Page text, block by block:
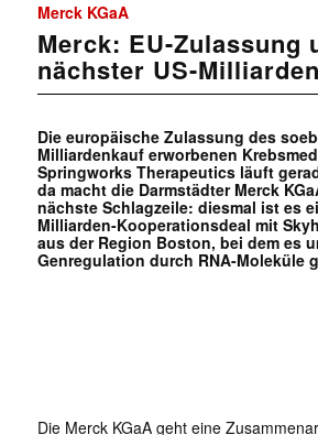
Merck KGaA
Merck: EU-Zulassung
nächster US-
Die europäische Zulassung des
Milliardenkauf erworbenen
Springworks Therapeutics läuft
da macht die Darmstädter Merck
nächste Schlagzeile: diesmal ist es
Milliarden-Kooperationsdeal mit
aus der Region Boston, bei dem es
Genregulation durch RNA-Moleküle
Die Merck KGaA geht eine